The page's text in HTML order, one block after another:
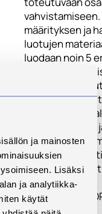
ja mainosten
Lisäksi
ja analytiikka-
käytät
vahvistamiseen.
määrityksen ja
luotujen
luodaan noin 5
mukaista
Hankkeen
suunnittelevat,
kokoavat
oppimateriaalin
itseopiskeluun
TYÖPAKETTI 5
PILOTOINTI JA